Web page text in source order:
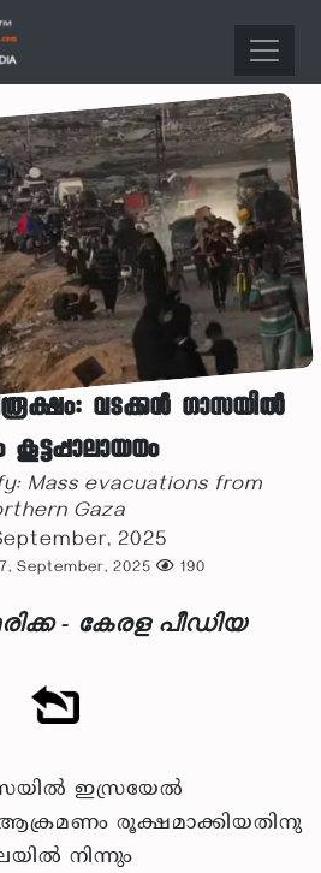
വടക്കന്‍ ഗാസയില്‍
കൂട്ടപ്പാലായനം
Mass evacuations from
Gaza
2025
September, 2025 190
- കേരള പീഡിയ
ഇസ്രയേല്‍
രൂക്ഷമാക്കിയതിനു
നിന്നും